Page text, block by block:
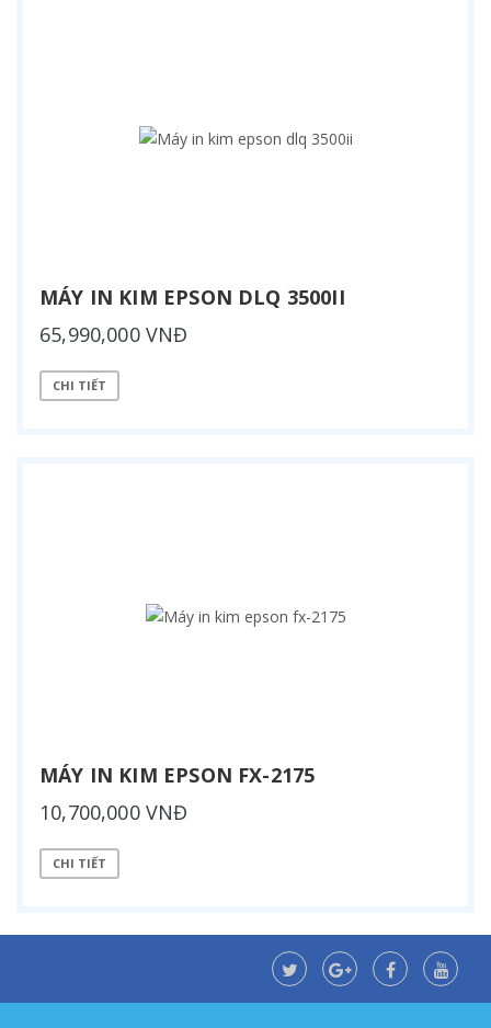
MÁY IN KIM EPSON DLQ 3500II
65,990,000 VNĐ
CHI TIẾT
MÁY IN KIM EPSON FX-2175
10,700,000 VNĐ
CHI TIẾT